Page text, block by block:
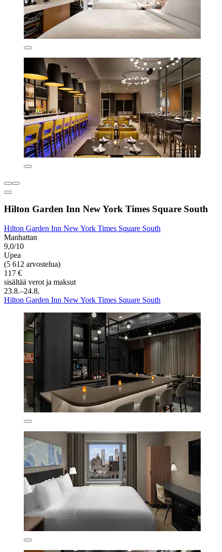
Hilton Garden Inn New York Times Square South
Hilton Garden Inn New York Times Square South
Manhattan
9,0/10
Upea
(5 612 arvostelua)
117 €
sisältää verot ja maksut
23.8.–24.8.
Hilton Garden Inn New York Times Square South